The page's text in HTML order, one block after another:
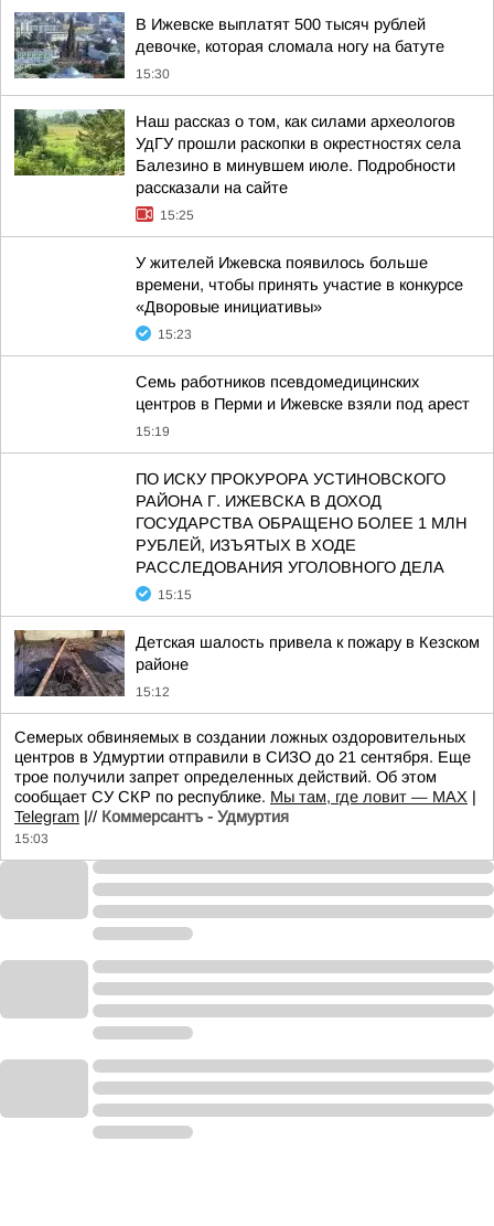
В Ижевске выплатят 500 тысяч рублей
девочке, которая сломала ногу на батуте
15:30
Наш рассказ о том, как силами археологов
УдГУ прошли раскопки в окрестностях села
Балезино в минувшем июле. Подробности
рассказали на сайте
15:25
У жителей Ижевска появилось больше
времени, чтобы принять участие в конкурсе
«Дворовые инициативы»
15:23
Семь работников псевдомедицинских
центров в Перми и Ижевске взяли под арест
15:19
ПО ИСКУ ПРОКУРОРА УСТИНОВСКОГО
РАЙОНА Г. ИЖЕВСКА В ДОХОД
ГОСУДАРСТВА ОБРАЩЕНО БОЛЕЕ 1 МЛН
РУБЛЕЙ, ИЗЪЯТЫХ В ХОДЕ
РАССЛЕДОВАНИЯ УГОЛОВНОГО ДЕЛА
15:15
Детская шалость привела к пожару в Кезском
районе
15:12
Семерых обвиняемых в создании ложных оздоровительных
центров в Удмуртии отправили в СИЗО до 21 сентября. Еще
трое получили запрет определенных действий. Об этом
сообщает СУ СКР по республике. Мы там, где ловит — MAX |
Telegram |// Коммерсантъ - Удмуртия
15:03